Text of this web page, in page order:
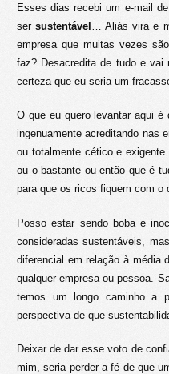
Esses dias recebi um e-mail
sersustentável … Aliás vira e
empresa que muitas vezes
faz? Desacredita de tudo e vai
certeza que eu seria um
O que eu quero levantar aqui
ingenuamente acreditando nas
ou totalmente cético e
ou o bastante ou então que é
para que os ricos fiquem com o
Posso estar sendo boba e
consideradas sustentáveis,
diferencial em relação à média
qualquer empresa ou pessoa.
temos um longo caminho a
perspectiva de que
Deixar de dar esse voto de
mim, seria perder a fé de que